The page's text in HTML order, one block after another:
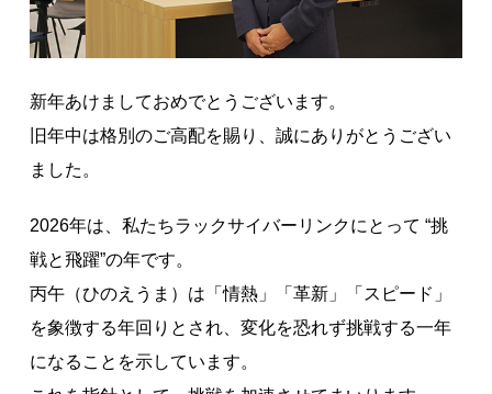
新年あけましておめでとうございます。
旧年中は格別のご高配を賜り、誠にありがとうござい
ました。
2026年は、私たちラックサイバーリンクにとって “挑
戦と飛躍”の年です。
丙午（ひのえうま）は「情熱」「革新」「スピード」
を象徴する年回りとされ、変化を恐れず挑戦する一年
になることを示しています。